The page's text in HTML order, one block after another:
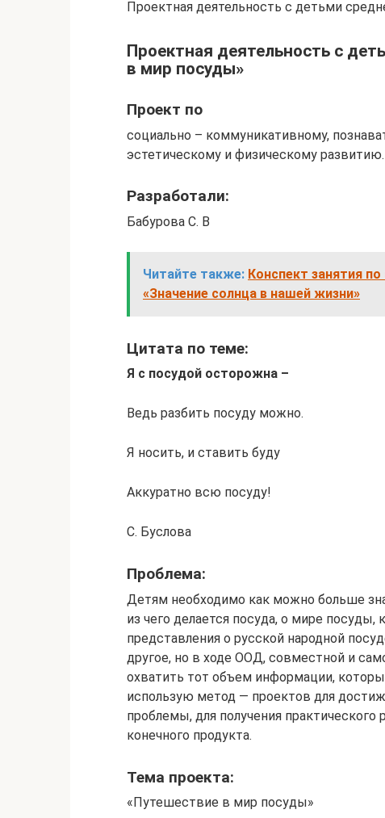
Проектная деятельность с детьми
Проектная деятельность с
в мир посуды»
Проект по
социально – коммуникативному,
эстетическому и физическому развитию.
Разработали:
Бабурова С. В
Читайте также: Конспект занятия
«Значение солнца в нашей жизни»
Цитата по теме:
Я с посудой осторожна –
Ведь разбить посуду можно.
Я носить, и ставить буду
Аккуратно всю посуду!
С. Буслова
Проблема:
Детям необходимо как можно больше
из чего делается посуда, о мире
представления о русской народной
другое, но в ходе ООД, совместной и
охватить тот объем информации,
использую метод — проектов для
проблемы, для получения практического
конечного продукта.
Тема проекта:
«Путешествие в мир посуды»